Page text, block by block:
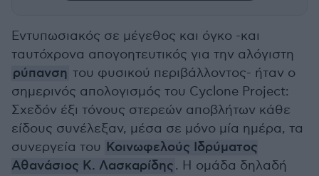
Εντυπωσιακός σε μέγεθος και όγκο -και
ταυτόχρονα απογοητευτικός για την αλόγιστη
ρύπανση του φυσικού περιβάλλοντος- ήταν ο
σημερινός απολογισμός του Cyclone Project:
Σχεδόν έξι τόνους στερεών αποβλήτων κάθε
είδους συνέλεξαν, μέσα σε μόνο μία ημέρα, τα
συνεργεία του Κοινωφελούς Ιδρύματος
Αθανάσιος Κ. Λασκαρίδης. Η ομάδα δηλαδή